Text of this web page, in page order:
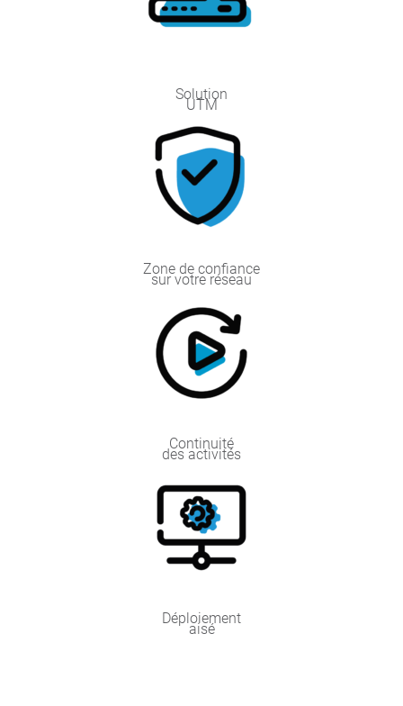
Solution
UTM
Zone de confiance
sur votre réseau
Continuité
des activités
Déploiement
aisé